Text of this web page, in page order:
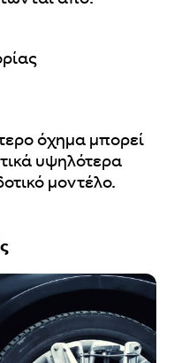
όχημα μπορεί
υψηλότερα
μοντέλο.